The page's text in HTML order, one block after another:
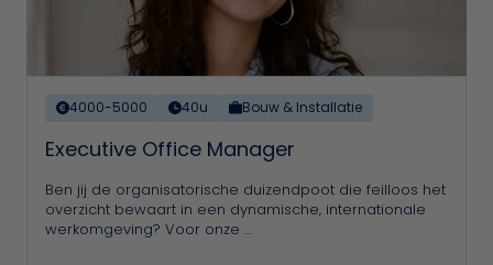
4000-5000 40u Bouw & Installatie
Executive Office Manager
Ben jij de organisatorische duizendpoot die feilloos het
overzicht bewaart in een dynamische, internationale
werkomgeving? Voor onze …